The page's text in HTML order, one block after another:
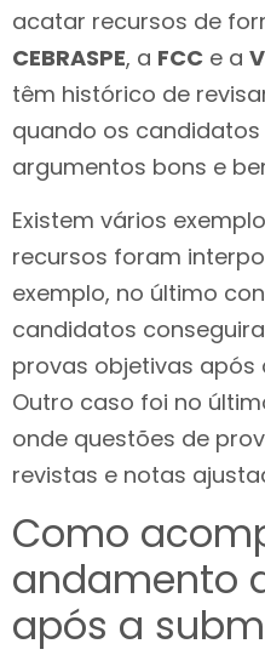
acatar recursos de
CEBRASPE, a FCC e a
têm histórico de
quando os
argumentos bons e
Existem vários
recursos foram
exemplo, no último
candidatos
provas objetivas após
Outro caso foi no
onde questões de
revistas e notas
Como
andamento
após a